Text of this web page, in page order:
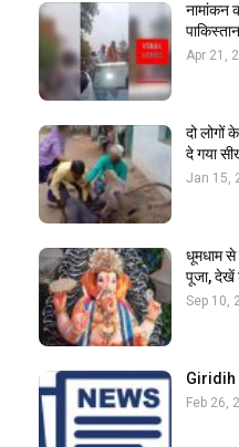
नामांकन
Apr 21,
दो लोगों
दे गया
Jan 15,
धूमधाम से
पूजा, देखें
Sep 10,
Giridih
Feb 26,